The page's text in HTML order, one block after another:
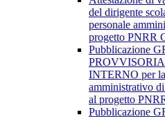
del dirigente
personale
progetto PNRR
Pubblicazione
INTERNO per
amministrativo
al progetto
Pubblicazione